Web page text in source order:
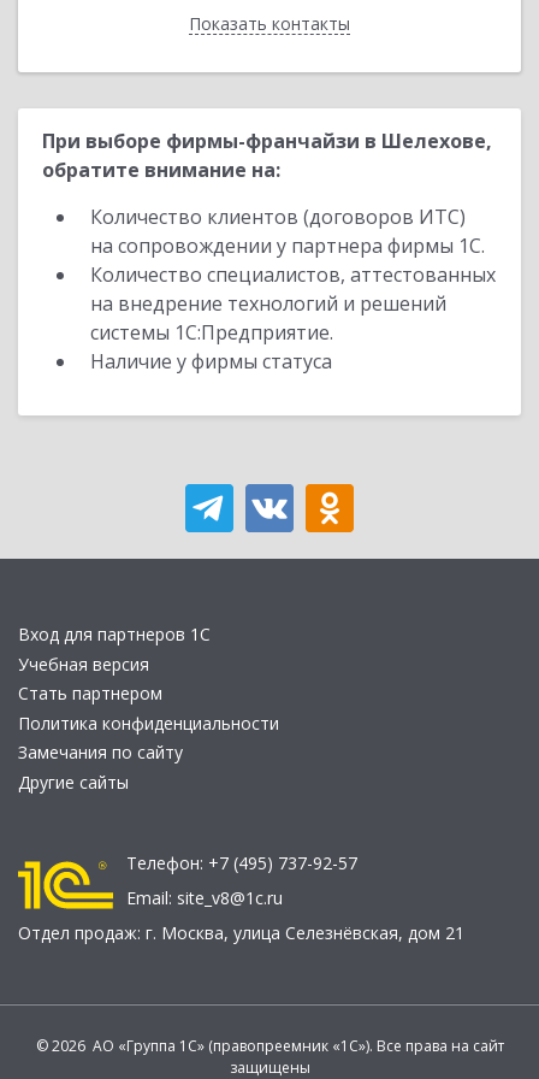
Показать контакты
Назад
При выборе фирмы-франчайзи в Шелехове,
обратите внимание на:
Количество клиентов (договоров ИТС)
на сопровождении у партнера фирмы 1С.
Количество специалистов, аттестованных
на внедрение технологий и решений
системы 1С:Предприятие.
Наличие у фирмы статуса
Вход для партнеров 1С
Учебная версия
Стать партнером
Политика конфиденциальности
Замечания по сайту
Другие сайты
Телефон: +7 (495) 737-92-57
Email: site_v8@1c.ru
Отдел продаж: г. Москва, улица Селезнёвская, дом 21
© 2026 АО «Группа 1С» (правопреемник «1С»). Все права на сайт
защищены